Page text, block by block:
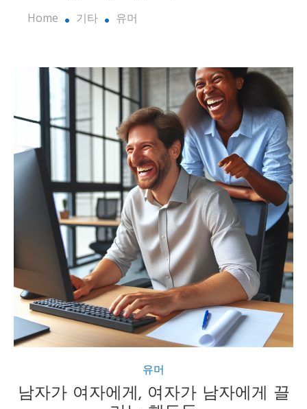
Home 기타 유머
유머
남자가 여자에게, 여자가 남자에게 끌